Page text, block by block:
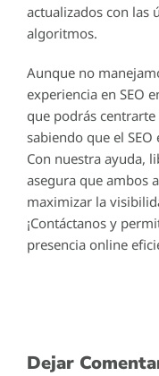
actualizados con las
algoritmos.
Aunque no
experiencia en SEO
que podrás centrarte
sabiendo que el
Con nuestra ayuda,
asegura que ambos
maximizar la
¡Contáctanos y
presencia online
Dejar